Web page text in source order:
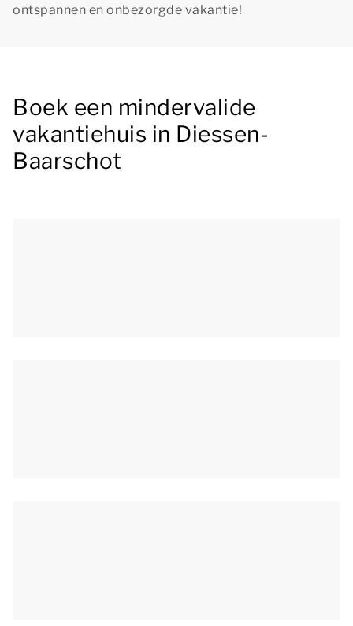
ontspannen en onbezorgde vakantie!
Boek een mindervalide
vakantiehuis in Diessen-
Baarschot